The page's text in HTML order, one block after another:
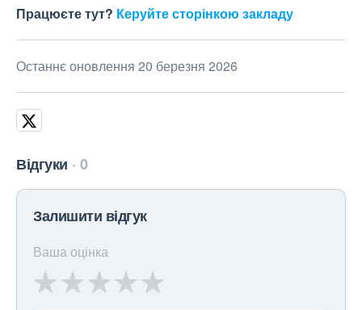
Працюєте тут? Керуйте сторінкою закладу
Останнє оновлення 20 березня 2026
Відгуки 0
Залишити відгук
Ваша оцінка